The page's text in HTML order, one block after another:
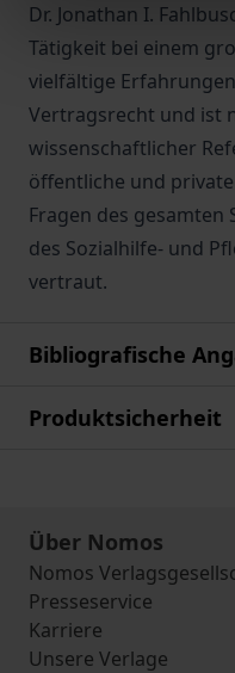
Dr. Jonathan I.
Tätigkeit bei einem
vielfältige
Vertragsrecht und ist
wissenschaftlicher
öffentliche und
Fragen des gesamten
des Sozialhilfe- und
vertraut.
Bibliografische
Produktsicherheit
Über Nomos
Nomos
Presseservice
Karriere
Unsere Verlage